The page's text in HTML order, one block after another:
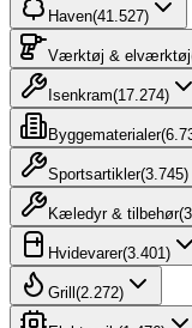
Haven(41.527)
Værktøj & elværktøj
Isenkram(17.274)
Byggematerialer(
Sportsartikler(3.745)
Kæledyr & tilbehør(
Hvidevarer(3.401)
Grill (2.272)